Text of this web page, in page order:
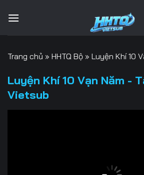
qua
Trang chủ » HHTQ Bộ » Luyện Khí 10
Luyện Khí 10 Vạn Năm -
Vietsub